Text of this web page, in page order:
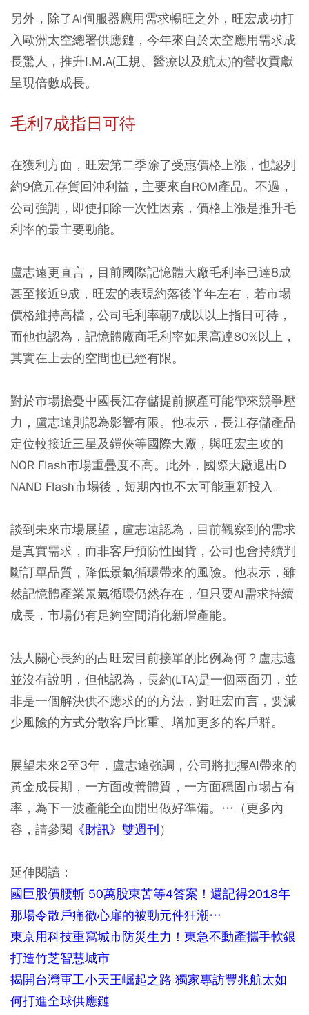
另外，除了AI伺服器應用需求暢旺之外，旺宏成功打
入歐洲太空總署供應鏈，今年來自於太空應用需求成
長驚人，推升I.M.A(工規、醫療以及航太)的營收貢獻
呈現倍數成長。
毛利7成指日可待
在獲利方面，旺宏第二季除了受惠價格上漲，也認列
約9億元存貨回沖利益，主要來自ROM產品。不過，
公司強調，即使扣除一次性因素，價格上漲是推升毛
利率的最主要動能。
盧志遠更直言，目前國際記憶體大廠毛利率已達8成
甚至接近9成，旺宏的表現約落後半年左右，若市場
價格維持高檔，公司毛利率朝7成以以上指日可待，
而他也認為，記憶體廠商毛利率如果高達80%以上，
其實在上去的空間也已經有限。
對於市場擔憂中國長江存儲提前擴產可能帶來競爭壓
力，盧志遠則認為影響有限。他表示，長江存儲產品
定位較接近三星及鎧俠等國際大廠，與旺宏主攻的
NOR Flash市場重疊度不高。此外，國際大廠退出D
NAND Flash市場後，短期內也不太可能重新投入。
談到未來市場展望，盧志遠認為，目前觀察到的需求
是真實需求，而非客戶預防性囤貨，公司也會持續判
斷訂單品質，降低景氣循環帶來的風險。他表示，雖
然記憶體產業景氣循環仍然存在，但只要AI需求持續
成長，市場仍有足夠空間消化新增產能。
法人關心長約的占旺宏目前接單的比例為何？盧志遠
並沒有說明，但他認為，長約(LTA)是一個兩面刃，並
非是一個解決供不應求的的方法，對旺宏而言，要減
少風險的方式分散客戶比重、增加更多的客戶群。
展望未來2至3年，盧志遠強調，公司將把握AI帶來的
黃金成長期，一方面改善體質，一方面穩固市場占有
率，為下一波產能全面開出做好準備。…（更多內
容，請參閱 《財訊》雙週刊）
延伸閱讀：
國巨股價腰斬 50萬股東苦等4答案！還記得2018年
那場令散戶痛徹心扉的被動元件狂潮…
東京用科技重寫城市防災生力！東急不動產攜手軟銀
打造竹芝智慧城市
揭開台灣軍工小天王崛起之路 獨家專訪豐兆航太如
何打進全球供應鏈